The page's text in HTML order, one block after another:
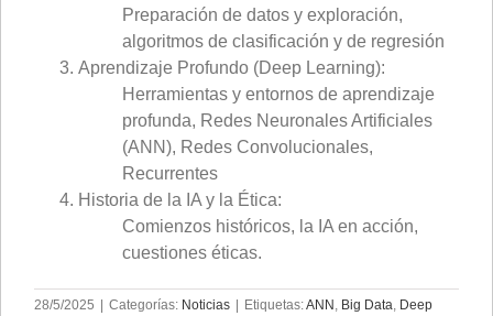
Preparación de datos y exploración,
algoritmos de clasificación y de regresión
Aprendizaje Profundo (Deep Learning):
Herramientas y entornos de aprendizaje
profunda, Redes Neuronales Artificiales
(ANN), Redes Convolucionales,
Recurrentes
Historia de la IA y la Ética:
Comienzos históricos, la IA en acción,
cuestiones éticas.
28/5/2025 Categorías: Noticias Etiquetas:ANN , Big Data, Deep